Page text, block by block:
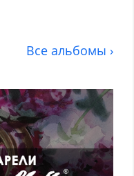
Все альбомы ›